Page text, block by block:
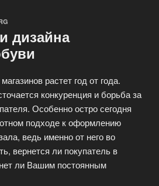
дизайна
растет год от года.
конкуренция и борьба за
Особенно остро сегодня
подходе к оформлению
ведь именно от него во
вернется ли покупатель в
ли Вашим постоянным